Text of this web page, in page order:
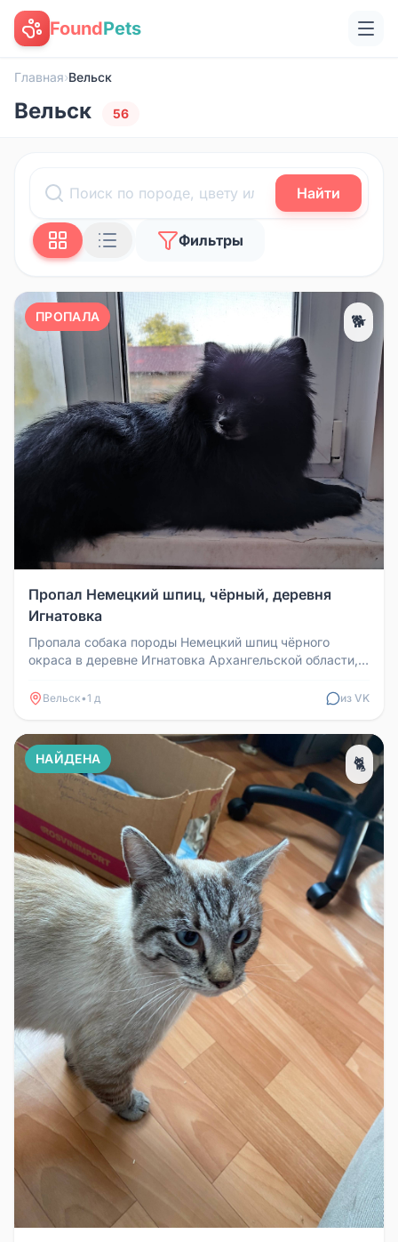
FoundPets
Главная›Вельск
Вельск 56
Найти
Фильтры
ПРОПАЛА 🐕
Пропал Немецкий шпиц, чёрный, деревня
Игнатовка
Пропала собака породы Немецкий шпиц чёрного
окраса в деревне Игнатовка Архангельской области,
Вельск•1 д из VK
НАЙДЕНА 🐈